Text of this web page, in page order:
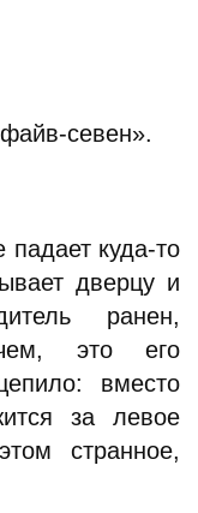
севен».
падает куда-то
дверцу и
ранен,
это его
вместо
за левое
странное,